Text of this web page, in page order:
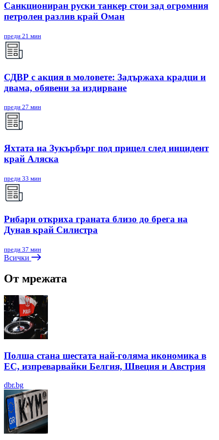
Санкциониран руски танкер стои зад огромния
петролен разлив край Оман
преди 21 мин
СДВР с акция в моловете: Задържаха крадци и
двама, обявени за издирване
преди 27 мин
Яхтата на Зукърбърг под прицел след инцидент
край Аляска
преди 33 мин
Рибари откриха граната близо до брега на
Дунав край Силистра
преди 37 мин
Всички
От мрежата
Полша стана шестата най-голяма икономика в
ЕС, изпреварвайки Белгия, Швеция и Австрия
dbr.bg